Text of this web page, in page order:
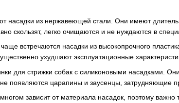
насадки из нержавеющей стали. Они имеют
скользят, легко очищаются и не нуждаются в
встречаются насадки из высокопрочного
ухудшают эксплуатационные
для стрижки собак с силиконовыми насадками.
появляются царапины и заусенцы, затрудняющие
зависит от материала насадок, поэтому